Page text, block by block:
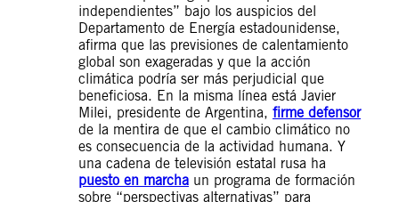
independientes” bajo los auspicios del
Departamento de Energía estadounidense,
afirma que las previsiones de calentamiento
global son exageradas y que la acción
climática podría ser más perjudicial que
beneficiosa. En la misma línea está Javier
Milei, presidente de Argentina, firme defensor
de la mentira de que el cambio climático no
es consecuencia de la actividad humana. Y
una cadena de televisión estatal rusa ha
puesto en marcha un programa de formación
sobre “perspectivas alternativas” para